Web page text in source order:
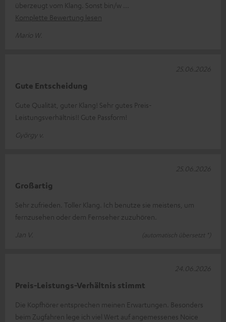
überzeugt vom Klang. Sonst bin/w
Komplette Bewertung lesen
Mario W.
Gute Entscheidung
Gute Qualität, guter Klang! Sehr gutes Preis-
Leistungsverhältnis!! Gute Passform!
György v.
25.06.2026
Großartig
Sehr zufrieden. Toller Klang. Ich benutze sie meistens, um
fernzusehen oder dem Fernseher zuzuhören.
Jan V.
(automatisch übersetzt *)
25.06.2026
Preis-Leistungs-Verhältnis stimmt
Die Kopfhörer entsprechen meinen Erwartungen. Besonders
beim Zugfahren lege ich viel Wert auf angemessenes Noice
24.06.2026